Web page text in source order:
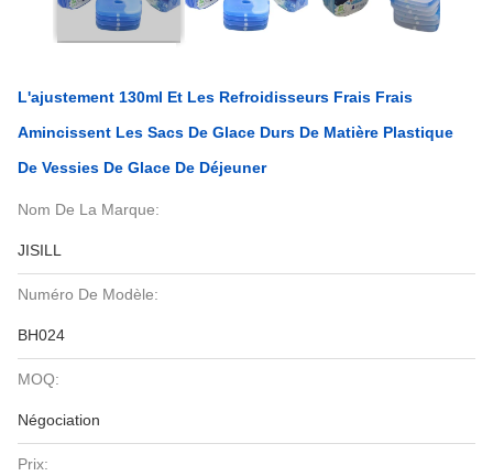
L'ajustement 130ml Et Les Refroidisseurs Frais Frais
Amincissent Les Sacs De Glace Durs De Matière Plastique
De Vessies De Glace De Déjeuner
Nom De La Marque:
JISILL
Numéro De Modèle:
BH024
MOQ:
Négociation
Prix: